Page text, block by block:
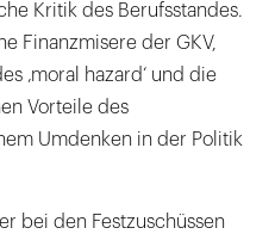
Kritik des Berufsstandes.
Finanzmisere der GKV,
‚moral hazard‘ und die
Vorteile des
Umdenken in der Politik
bei den Festzuschüssen